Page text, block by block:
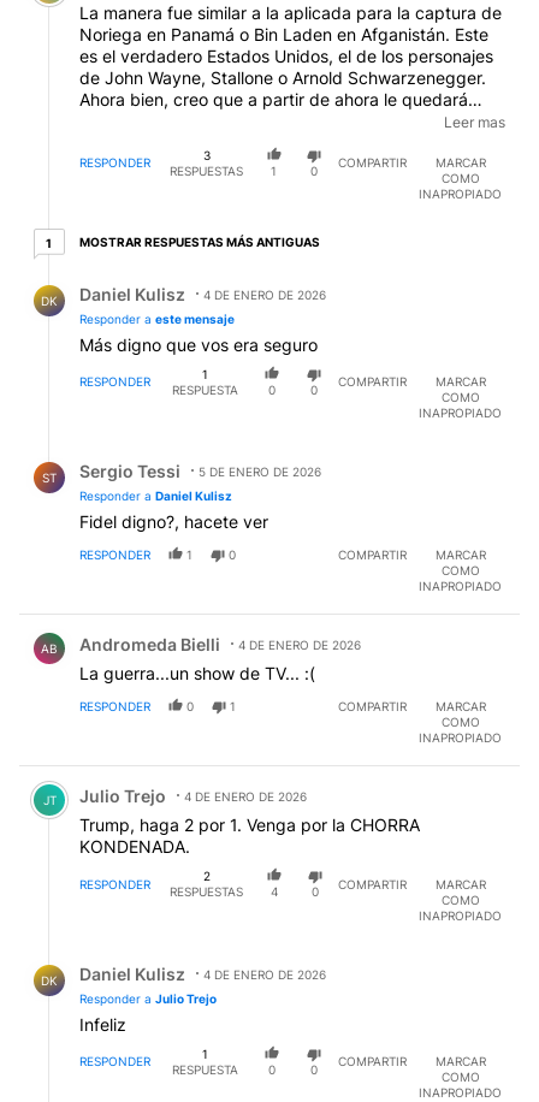
La manera fue similar a la aplicada para la captura de
Noriega en Panamá o Bin Laden en Afganistán. Este
es el verdadero Estados Unidos, el de los personajes
de John Wayne, Stallone o Arnold Schwarzenegger.
Ahora bien, creo que a partir de ahora le quedará
claro a muchos dirigentes políticos del mundo que los
norteamericanos se han constituido como los
gendarmes de la humanidad o de las zonas en donde
se discuten sus intereses económicos, políticos, etc.
error, por creerse amigos se convierten en un súbditos
Fidel, lamebotas, gente ésta asqueada por ellos. Y lo
peor es ver la inacción de los organismos
internacionales que se suponen están para intervenir
en estos casos. Entonces a partir de ahora todos los
países alcanzados por la influencia norteamericana
Leer mas
RESPONDER
3
RESPUESTAS
1 0
COMPARTIR
MARCAR
COMO
INAPROPIADO
11 respuesta más antiguas
MOSTRAR RESPUESTAS MÁS ANTIGUAS
DK Daniel Kulisz
4 DE ENERO DE 2026
Responder a este mensaje
Más digno que vos era seguro
RESPONDER
1
RESPUESTA
0 0
COMPARTIR
MARCAR
COMO
INAPROPIADO
ST Sergio Tessi
5 DE ENERO DE 2026
Responder a Daniel Kulisz
Fidel digno?, hacete ver
RESPONDER 1 0 COMPARTIR
MARCAR
COMO
INAPROPIADO
AB Andromeda Bielli 4 DE ENERO DE 2026
La guerra...un show de TV... :(
RESPONDER 0 1 COMPARTIR
MARCAR
COMO
INAPROPIADO
Comentario de Julio Trejo.
JT Julio Trejo 4 DE ENERO DE 2026
Trump, haga 2 por 1. Venga por la CHORRA
KONDENADA.
RESPONDER
2
RESPUESTAS
4 0
COMPARTIR
MARCAR
COMO
INAPROPIADO
DK Daniel Kulisz
4 DE ENERO DE 2026
Responder a Julio Trejo
Infeliz
RESPONDER
1
RESPUESTA
0 0
COMPARTIR
MARCAR
COMO
INAPROPIADO